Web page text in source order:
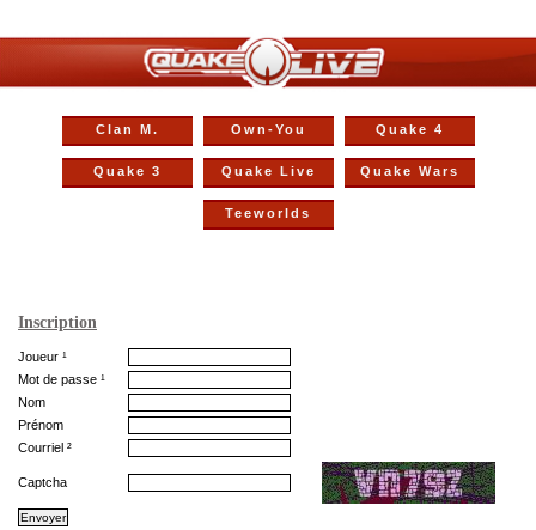
Clan M. Own-You Quake 4
Quake 3 Quake Live Quake Wars
Teeworlds
Inscription
Joueur ¹
Mot de passe ¹
Nom
Prénom
Courriel ²
Captcha